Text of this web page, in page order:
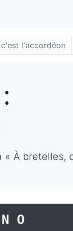
l'accordéon
:
À bretelles,